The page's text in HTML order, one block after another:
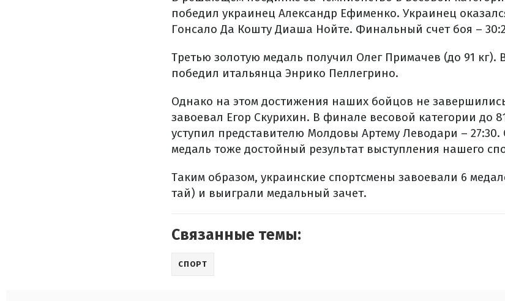
победил украинец Александр Ефименко. Украинец
Гонсало Да Кошту Диаша Нойте. Финальный счет боя –
Третью золотую медаль получил Олег Примачев (до 91
победил итальянца Энрико Пеллегрино.
Однако на этом достижения наших бойцов не
завоевал Егор Скурихин. В финале весовой категории до
уступил представителю Молдовы Артему Леводари – 27:30.
медаль тоже достойный результат выступления нашего
Таким образом, украинские спортсмены завоевали 6
тай) и выиграли медальный зачет.
Связанные темы:
СПОРТ